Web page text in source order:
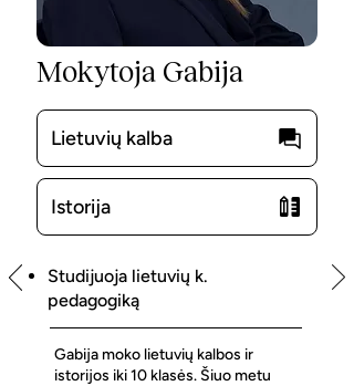
Mokytoja Gabija
Lietuvių kalba
Istorija
Studijuoja lietuvių k.
pedagogiką
Gabija moko lietuvių kalbos ir
istorijos iki 10 klasės. Šiuo metu